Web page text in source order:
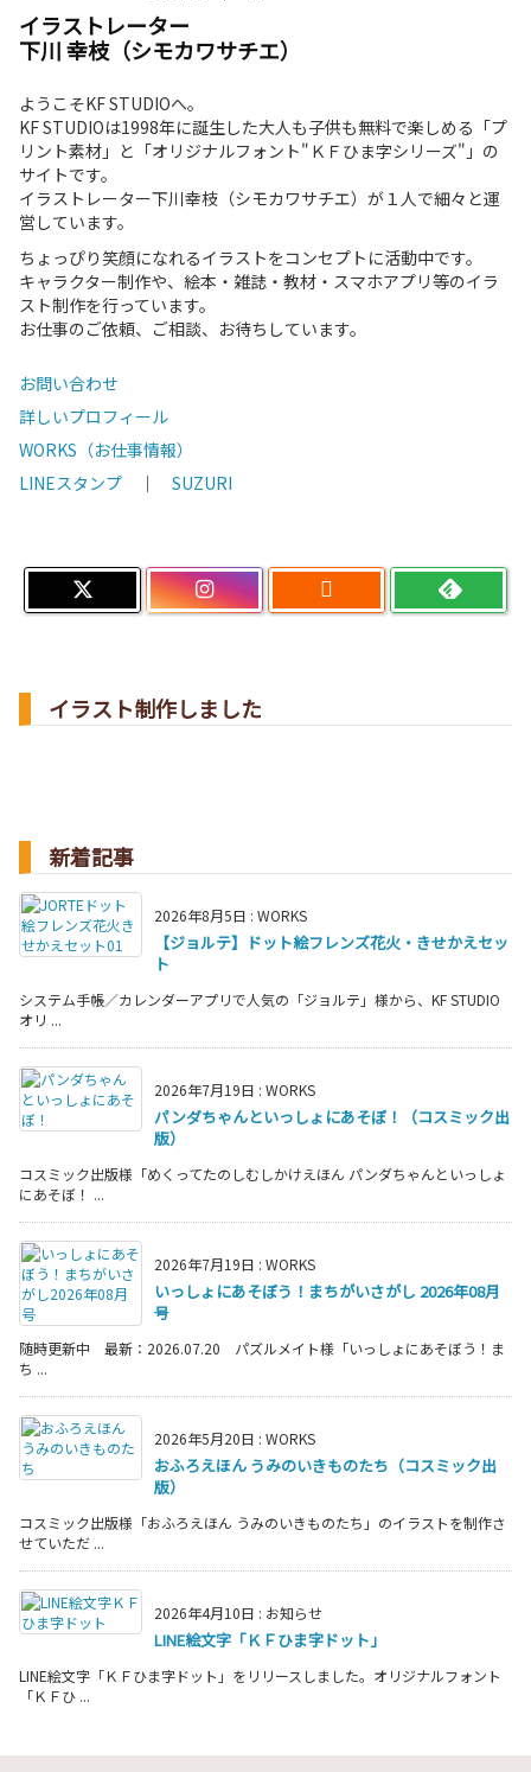
イラストレーター
下川 幸枝（シモカワサチエ）
ようこそKF STUDIOへ。
KF STUDIOは1998年に誕生した大人も子供も無料で楽しめる「プ
リント素材」と「オリジナルフォント"ＫＦひま字シリーズ"」の
サイトです。
イラストレーター下川幸枝（シモカワサチエ）が１人で細々と運
営しています。
ちょっぴり笑顔になれるイラストをコンセプトに活動中です。
キャラクター制作や、絵本・雑誌・教材・スマホアプリ等のイラ
スト制作を行っています。
お仕事のご依頼、ご相談、お待ちしています。
お問い合わせ
詳しいプロフィール
WORKS（お仕事情報）
LINEスタンプ ｜ SUZURI

イラスト制作しました
新着記事
2026年8月5日 : WORKS
【ジョルテ】ドット絵フレンズ花火・きせかえセッ
ト
システム手帳／カレンダーアプリで人気の「ジョルテ」様から、KF STUDIO
オリ ...
2026年7月19日 : WORKS
パンダちゃんといっしょにあそぼ！（コスミック出
版）
コスミック出版様「めくってたのしむしかけえほん パンダちゃんといっしょ
にあそぼ！ ...
2026年7月19日 : WORKS
いっしょにあそぼう！まちがいさがし 2026年08月
号
随時更新中 最新：2026.07.20 パズルメイト様「いっしょにあそぼう！ま
ち ...
2026年5月20日 : WORKS
おふろえほん うみのいきものたち（コスミック出
版）
コスミック出版様「おふろえほん うみのいきものたち」のイラストを制作さ
せていただ ...
2026年4月10日 : お知らせ
LINE絵文字「ＫＦひま字ドット」
LINE絵文字「ＫＦひま字ドット」をリリースしました。オリジナルフォント
「ＫＦひ ...